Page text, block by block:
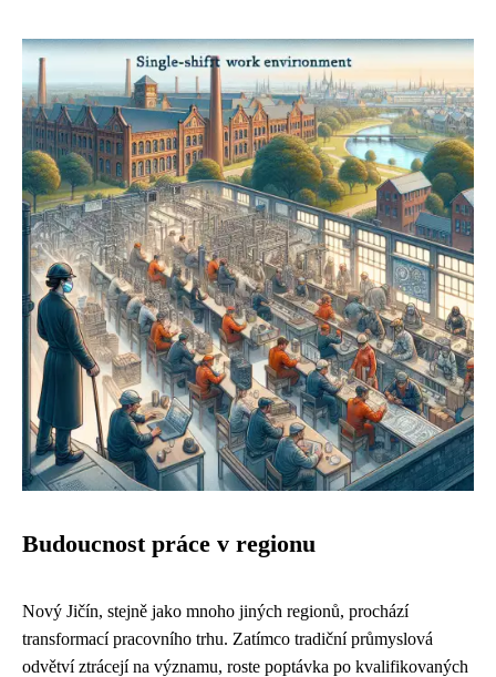
Budoucnost práce v regionu
Nový Jičín, stejně jako mnoho jiných regionů, prochází
transformací pracovního trhu. Zatímco tradiční průmyslová
odvětví ztrácejí na významu, roste poptávka po kvalifikovaných